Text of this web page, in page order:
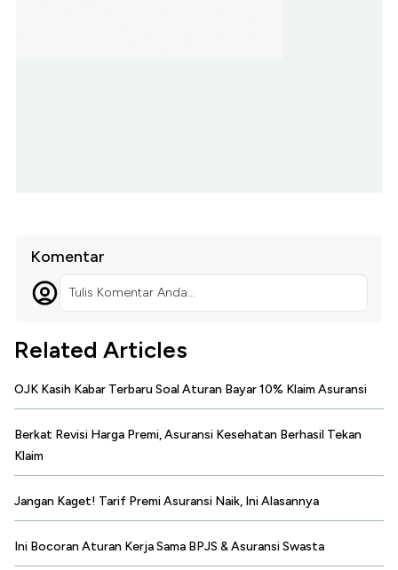
Komentar
Tulis Komentar Anda...
Related Articles
OJK Kasih Kabar Terbaru Soal Aturan Bayar 10% Klaim Asuransi
Berkat Revisi Harga Premi, Asuransi Kesehatan Berhasil Tekan
Klaim
Jangan Kaget! Tarif Premi Asuransi Naik, Ini Alasannya
Ini Bocoran Aturan Kerja Sama BPJS & Asuransi Swasta